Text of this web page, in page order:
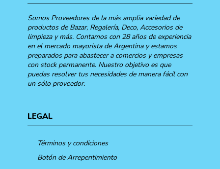
Somos Proveedores de la más amplia variedad de
productos de Bazar, Regalería, Deco, Accesorios de
limpieza y más. Contamos con 28 años de experiencia
en el mercado mayorista de Argentina y estamos
preparados para abastecer a comercios y empresas
con stock permanente. Nuestro objetivo es que
puedas resolver tus necesidades de manera fácil con
un sólo proveedor.
LEGAL
Términos y condiciones
Botón de Arrepentimiento